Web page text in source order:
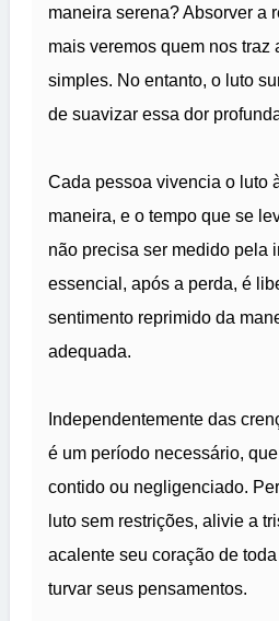
maneira serena? Absorver a
mais veremos quem nos traz
simples. No entanto, o luto
de suavizar essa dor
Cada pessoa vivencia o luto
maneira, e o tempo que se
não precisa ser medido pela
essencial, após a perda, é
sentimento reprimido da
adequada.
Independentemente das
é um período necessário,
contido ou negligenciado.
luto sem restrições, alivie a
acalente seu coração de
turvar seus pensamentos.